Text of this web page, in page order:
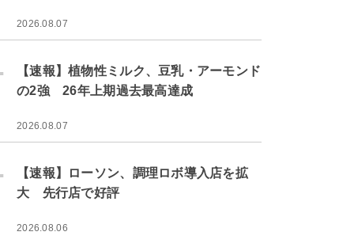
2026.08.07
【速報】植物性ミルク、豆乳・アーモンド
の2強 26年上期過去最高達成
2026.08.07
【速報】ローソン、調理ロボ導入店を拡
大 先行店で好評
2026.08.06